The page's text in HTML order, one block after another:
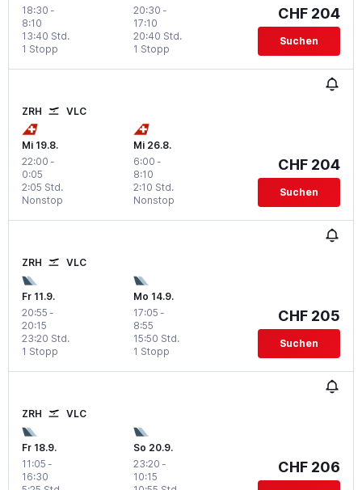
18:30 -
8:10
1 Stopp
13:40 Std.
20:30 -
17:10
1 Stopp
20:40 Std.
CHF 204
Suchen
ZRH VLC
Mi 19.8.
22:00 -
0:05
Nonstop
2:05 Std.
Mi 26.8.
6:00 -
8:10
Nonstop
2:10 Std.
CHF 204
Suchen
ZRH VLC
Fr 11.9.
20:55 -
20:15
1 Stopp
23:20 Std.
Mo 14.9.
17:05 -
8:55
1 Stopp
15:50 Std.
CHF 205
Suchen
ZRH VLC
Fr 18.9.
11:05 -
16:30
So 20.9.
23:20 -
10:15
CHF 206